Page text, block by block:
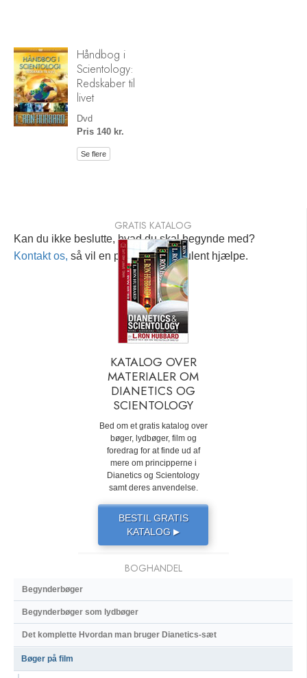
Håndbog i
Scientology:
Redskaber til
livet
Dvd
Pris 140 kr.
Se flere
Kan du ikke beslutte, hvad du skal begynde med?
Kontakt os, så vil en personlig konsulent hjælpe.
GRATIS KATALOG
KATALOG OVER
MATERIALER OM
DIANETICS OG
SCIENTOLOGY
Bed om et gratis katalog over
bøger, lydbøger, film og
foredrag for at finde ud af
mere om principperne i
Dianetics og Scientology
samt deres anvendelse.
BESTIL GRATIS
KATALOG ▶
BOGHANDEL
Begynderbøger
Begynderbøger som lydbøger
Det komplette Hvordan man bruger Dianetics-sæt
Bøger på film